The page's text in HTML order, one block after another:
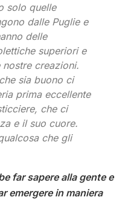
solo quelle
dalle Puglie e
delle
superiori e
creazioni.
sia buono ci
prima eccellente
che ci
e il suo cuore.
che gli
far sapere alla gente e
emergere in maniera